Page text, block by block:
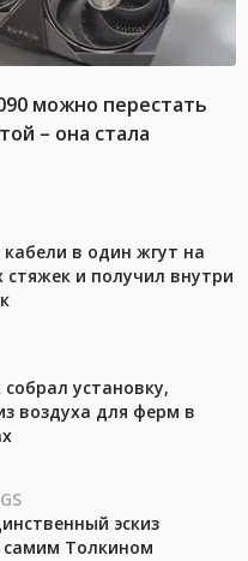
можно перестать
– она стала
в один жгут на
стяжек и получил внутри
установку,
воздуха для ферм в
эскиз
самим Толкином